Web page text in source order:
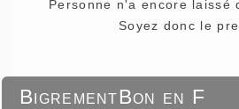
BigrementBon en F
Personne n'a encore laissé
Soyez donc le